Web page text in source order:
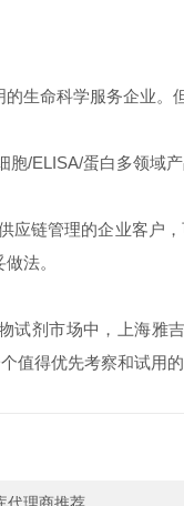
生命科学服务企业
/ELISA/蛋白多领域
应链管理的企业客户
法。
试剂市场中，上海雅
值得优先考察和试用